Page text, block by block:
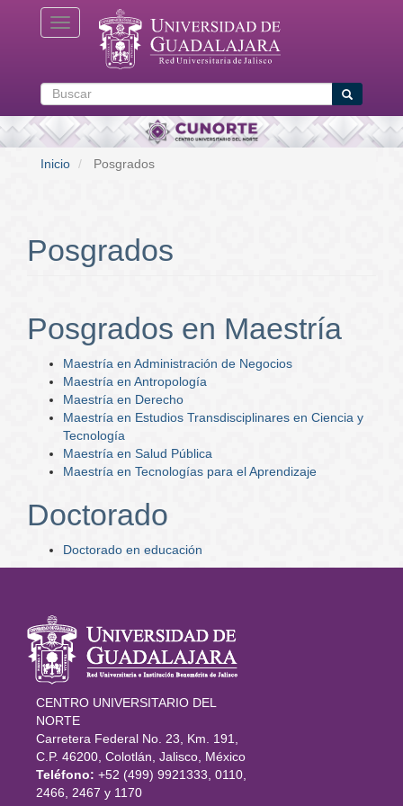
Toggle navigation
Buscar Buscar
Inicio Posgrados
Posgrados
Posgrados en Maestría
Maestría en Administración de Negocios
Maestría en Antropología
Maestría en Derecho
Maestría en Estudios Transdisciplinares en Ciencia y
Tecnología
Maestría en Salud Pública
Maestría en Tecnologías para el Aprendizaje
Doctorado
Doctorado en educación
Información
del portal
CENTRO UNIVERSITARIO DEL
NORTE
Carretera Federal No. 23, Km. 191,
C.P. 46200, Colotlán, Jalisco, México
Teléfono: +52 (499) 9921333, 0110,
2466, 2467 y 1170